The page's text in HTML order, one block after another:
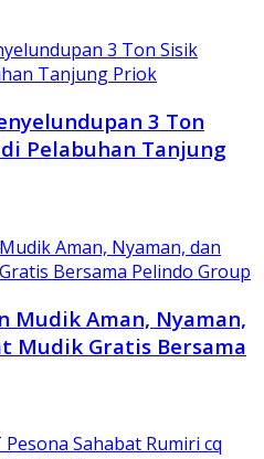
3 Ton
Pelabuhan Tanjung
Mudik Aman, Nyaman,
Mudik Gratis Bersama